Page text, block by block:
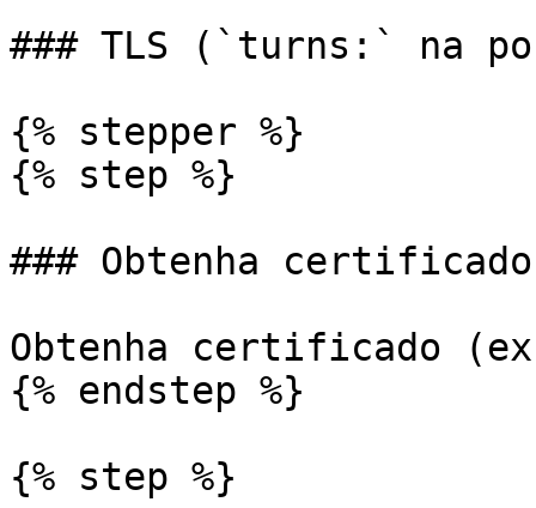
### TLS (`turns:` na
{% stepper %}
{% step %}
### Obtenha certificado
Obtenha certificado
{% endstep %}
{% step %}